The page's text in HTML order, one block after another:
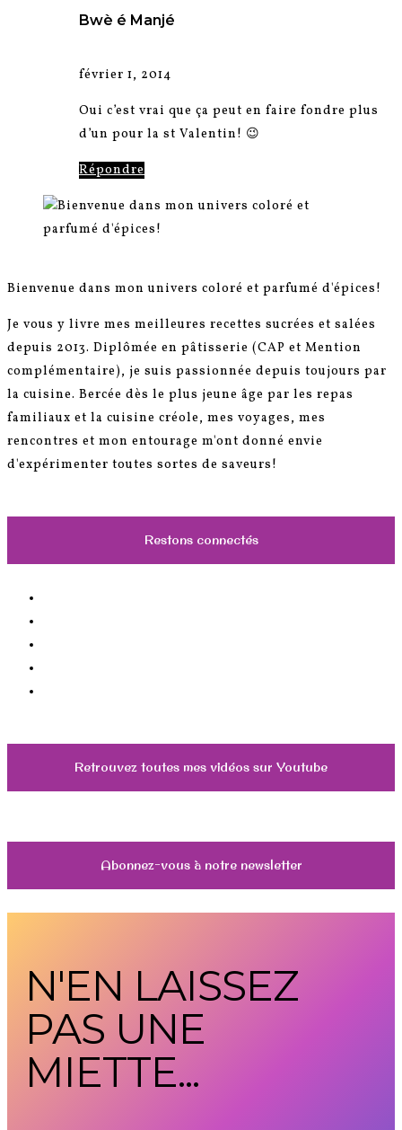
Bwè é Manjé
février 1, 2014
Oui c’est vrai que ça peut en faire fondre plus
d’un pour la st Valentin! 😉
Répondre
Bienvenue dans mon univers coloré et parfumé d'épices!
Je vous y livre mes meilleures recettes sucrées et salées
depuis 2013. Diplômée en pâtisserie (CAP et Mention
complémentaire), je suis passionnée depuis toujours par
la cuisine. Bercée dès le plus jeune âge par les repas
familiaux et la cuisine créole, mes voyages, mes
rencontres et mon entourage m'ont donné envie
d'expérimenter toutes sortes de saveurs!
Restons connectés
Retrouvez toutes mes vidéos sur Youtube
Abonnez-vous à notre newsletter
N'EN LAISSEZ
PAS UNE
MIETTE...